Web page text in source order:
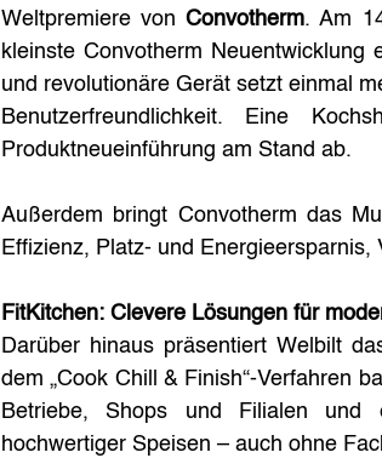
Weltpremiere von Convotherm. Am
kleinste Convotherm Neuentwicklung
und revolutionäre Gerät setzt einmal
Benutzerfreundlichkeit. Eine
Produktneueinführung am Stand ab.
Außerdem bringt Convotherm das
Effizienz, Platz- und
FitKitchen: Clevere Lösungen für
Darüber hinaus präsentiert Welbilt
dem „Cook Chill & Finish“-Verfahren
Betriebe, Shops und Filialen und
hochwertiger Speisen – auch ohne